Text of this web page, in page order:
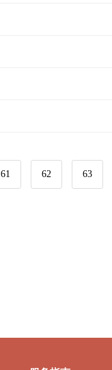
61 62 63